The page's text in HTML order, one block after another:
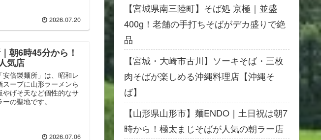
2026.07.20
朝6時45分から！
気店
倍製麺所」は、昭和レ
ープに山形ラーメンら
やげそ天など個性的なサ
の聖地です。
2026.07.06
【宮城県南三陸町】そば処 京極｜並盛
400g！老舗の手打ちそばがデカ盛りで絶
品
【宮城・大崎市古川】ソーキそば・三枚
肉そばが楽しめる沖縄料理店【沖縄そ
ば】
【山形県山形市】麺ENDO｜土日祝は朝7
時から！極太まじそばが人気の朝ラー店